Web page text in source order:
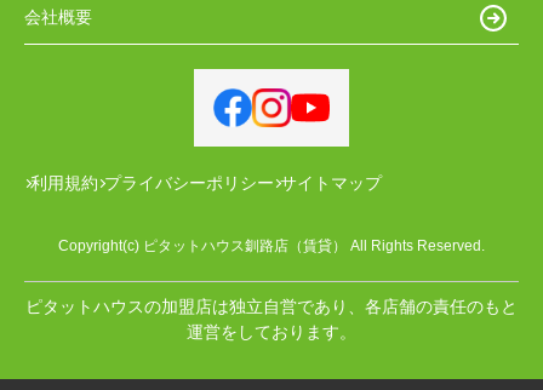
会社概要
利用規約 プライバシーポリシー サイトマップ
Copyright(c) ピタットハウス釧路店（賃貸） All Rights Reserved.
ピタットハウスの加盟店は独立自営であり、各店舗の責任のもと
運営をしております。